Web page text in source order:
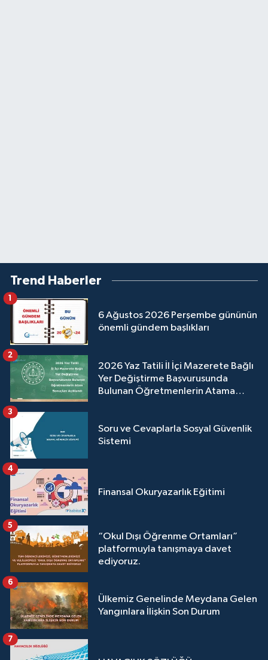
Trend Haberler
6 Ağustos 2026 Perşembe gününün
önemli gündem başlıkları
1
2026 Yaz Tatili İl İçi Mazerete Bağlı
Yer Değiştirme Başvurusunda
Bulunan Öğretmenlerin Atama
2
Soru ve Cevaplarla Sosyal Güvenlik
Sistemi
3
Finansal Okuryazarlık Eğitimi
4
“Okul Dışı Öğrenme Ortamları”
platformuyla tanışmaya davet
ediyoruz.
5
Ülkemiz Genelinde Meydana Gelen
Yangınlara İlişkin Son Durum
6
7